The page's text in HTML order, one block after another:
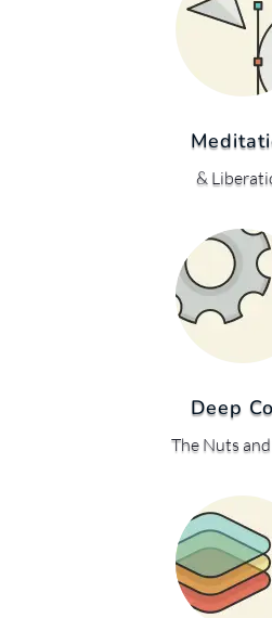
&
Deep
The Nuts